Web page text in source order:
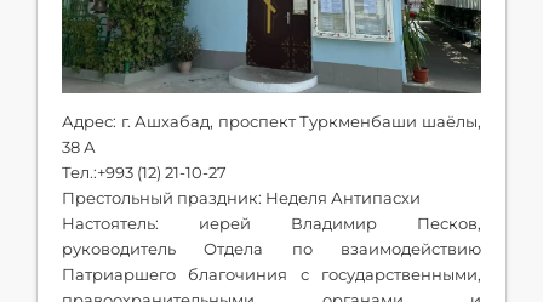
Адрес: г. Ашхабад, проспект Туркменбаши шаёлы,
38 А
Тел.:+993 (12) 21-10-27
Престольный праздник: Неделя Антипасхи
Настоятель: иерей Владимир Песков,
руководитель Отдела по взаимодействию
Патриаршего благочиния с государственными,